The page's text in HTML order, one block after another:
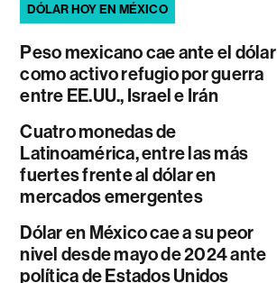
DÓLAR HOY EN MÉXICO
Peso mexicano cae ante el dólar
como activo refugio por guerra
entre EE.UU., Israel e Irán
Cuatro monedas de
Latinoamérica, entre las más
fuertes frente al dólar en
mercados emergentes
Dólar en México cae a su peor
nivel desde mayo de 2024 ante
política de Estados Unidos